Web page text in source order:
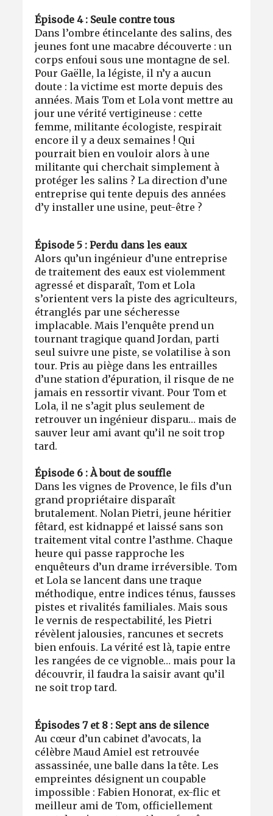
Épisode 4 : Seule contre tous
Dans l’ombre étincelante des salins, des
jeunes font une macabre découverte : un
corps enfoui sous une montagne de sel.
Pour Gaëlle, la légiste, il n’y a aucun
doute : la victime est morte depuis des
années. Mais Tom et Lola vont mettre au
jour une vérité vertigineuse : cette
femme, militante écologiste, respirait
encore il y a deux semaines ! Qui
pourrait bien en vouloir alors à une
militante qui cherchait simplement à
protéger les salins ? La direction d’une
entreprise qui tente depuis des années
d’y installer une usine, peut-être ?
Épisode 5 : Perdu dans les eaux
Alors qu’un ingénieur d’une entreprise
de traitement des eaux est violemment
agressé et disparaît, Tom et Lola
s’orientent vers la piste des agriculteurs,
étranglés par une sécheresse
implacable. Mais l’enquête prend un
tournant tragique quand Jordan, parti
seul suivre une piste, se volatilise à son
tour. Pris au piège dans les entrailles
d’une station d’épuration, il risque de ne
jamais en ressortir vivant. Pour Tom et
Lola, il ne s’agit plus seulement de
retrouver un ingénieur disparu… mais de
sauver leur ami avant qu’il ne soit trop
tard.
Épisode 6 : À bout de souffle
Dans les vignes de Provence, le fils d’un
grand propriétaire disparaît
brutalement. Nolan Pietri, jeune héritier
fêtard, est kidnappé et laissé sans son
traitement vital contre l’asthme. Chaque
heure qui passe rapproche les
enquêteurs d’un drame irréversible. Tom
et Lola se lancent dans une traque
méthodique, entre indices ténus, fausses
pistes et rivalités familiales. Mais sous
le vernis de respectabilité, les Pietri
révèlent jalousies, rancunes et secrets
bien enfouis. La vérité est là, tapie entre
les rangées de ce vignoble… mais pour la
découvrir, il faudra la saisir avant qu’il
ne soit trop tard.
Épisodes 7 et 8 : Sept ans de silence
Au cœur d’un cabinet d’avocats, la
célèbre Maud Amiel est retrouvée
assassinée, une balle dans la tête. Les
empreintes désignent un coupable
impossible : Fabien Honorat, ex-flic et
meilleur ami de Tom, officiellement